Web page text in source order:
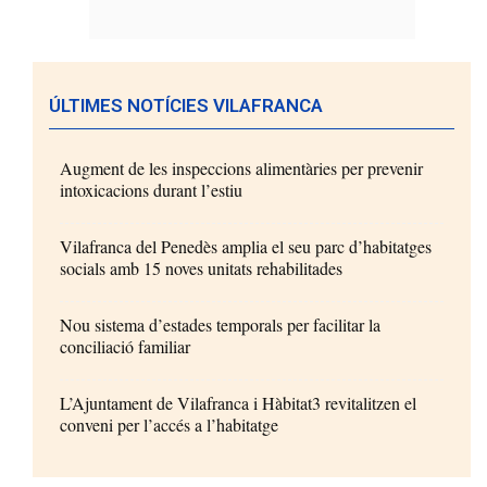
ÚLTIMES NOTÍCIES VILAFRANCA
Augment de les inspeccions alimentàries per prevenir
intoxicacions durant l’estiu
Vilafranca del Penedès amplia el seu parc d’habitatges
socials amb 15 noves unitats rehabilitades
Nou sistema d’estades temporals per facilitar la
conciliació familiar
L’Ajuntament de Vilafranca i Hàbitat3 revitalitzen el
conveni per l’accés a l’habitatge